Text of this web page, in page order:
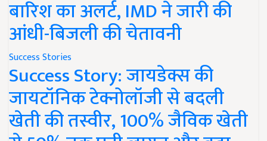
बारिश का अलर्ट, IMD ने जारी की
आंधी-बिजली की चेतावनी
Success Stories
Success Story: जायडेक्स की
जायटॉनिक टेक्नोलॉजी से बदली
खेती की तस्वीर, 100% जैविक खेती